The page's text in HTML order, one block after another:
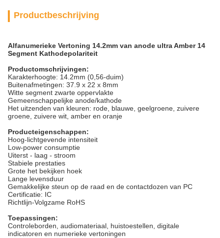
Productbeschrijving
Alfanumerieke Vertoning 14.2mm van anode ultra Amber 14
Segment Kathodepolariteit
Productomschrijvingen:
Karakterhoogte: 14.2mm (0,56-duim)
Buitenafmetingen: 37.9 x 22 x 8mm
Witte segment zwarte oppervlakte
Gemeenschappelijke anode/kathode
Het uitzenden van kleuren: rode, blauwe, geelgroene, zuivere
groene, zuivere wit, amber en oranje
Producteigenschappen:
Hoog-lichtgevende intensiteit
Low-power consumptie
Uiterst - laag - stroom
Stabiele prestaties
Grote het bekijken hoek
Lange levensduur
Gemakkelijke steun op de raad en de contactdozen van PC
Certificatie: IC
Richtlijn-Volgzame RoHS
Toepassingen:
Controleborden, audiomateriaal, huistoestellen, digitale
indicatoren en numerieke vertoningen